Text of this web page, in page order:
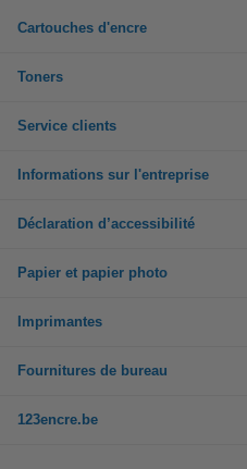
Cartouches d'encre
Toners
Service clients
Informations sur l'entreprise
Déclaration d’accessibilité
Papier et papier photo
Imprimantes
Fournitures de bureau
123encre.be